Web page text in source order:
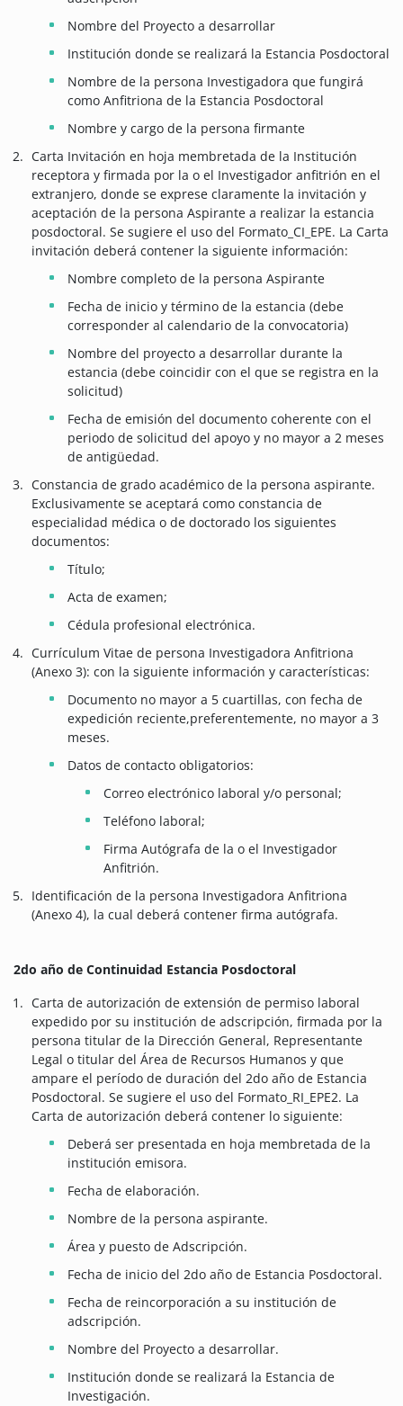
Nombre del Proyecto a desarrollar
Institución donde se realizará la Estancia Posdoctoral
Nombre de la persona Investigadora que fungirá
como Anfitriona de la Estancia Posdoctoral
Nombre y cargo de la persona firmante
Carta Invitación en hoja membretada de la Institución
receptora y firmada por la o el Investigador anfitrión en el
extranjero, donde se exprese claramente la invitación y
aceptación de la persona Aspirante a realizar la estancia
posdoctoral. Se sugiere el uso del Formato_CI_EPE. La Carta
invitación deberá contener la siguiente información:
Nombre completo de la persona Aspirante
Fecha de inicio y término de la estancia (debe
corresponder al calendario de la convocatoria)
Nombre del proyecto a desarrollar durante la
estancia (debe coincidir con el que se registra en la
solicitud)
Fecha de emisión del documento coherente con el
periodo de solicitud del apoyo y no mayor a 2 meses
de antigüedad.
Constancia de grado académico de la persona aspirante.
Exclusivamente se aceptará como constancia de
especialidad médica o de doctorado los siguientes
documentos:
Título;
Acta de examen;
Cédula profesional electrónica.
Currículum Vitae de persona Investigadora Anfitriona
(Anexo 3): con la siguiente información y características:
Documento no mayor a 5 cuartillas, con fecha de
expedición reciente,preferentemente, no mayor a 3
meses.
Datos de contacto obligatorios:
Correo electrónico laboral y/o personal;
Teléfono laboral;
Firma Autógrafa de la o el Investigador
Anfitrión.
Identificación de la persona Investigadora Anfitriona
(Anexo 4), la cual deberá contener firma autógrafa.
2do año de Continuidad Estancia Posdoctoral
Carta de autorización de extensión de permiso laboral
expedido por su institución de adscripción, firmada por la
persona titular de la Dirección General, Representante
Legal o titular del Área de Recursos Humanos y que
ampare el período de duración del 2do año de Estancia
Posdoctoral. Se sugiere el uso del Formato_RI_EPE2. La
Carta de autorización deberá contener lo siguiente:
Deberá ser presentada en hoja membretada de la
institución emisora.
Fecha de elaboración.
Nombre de la persona aspirante.
Área y puesto de Adscripción.
Fecha de inicio del 2do año de Estancia Posdoctoral.
Fecha de reincorporación a su institución de
adscripción.
Nombre del Proyecto a desarrollar.
Institución donde se realizará la Estancia de
Investigación.